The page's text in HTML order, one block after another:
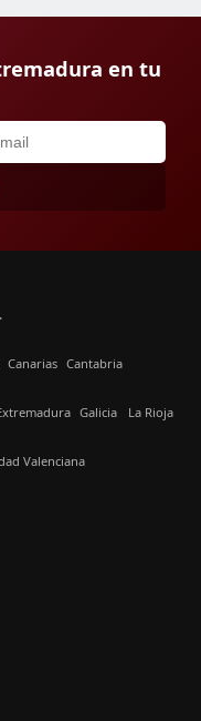
en tu
Canarias Cantabria
Galicia La Rioja
Valenciana